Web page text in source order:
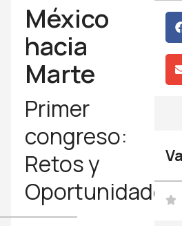
México
hacia
Marte
Primer
congreso:
Retos y
Oportunidades